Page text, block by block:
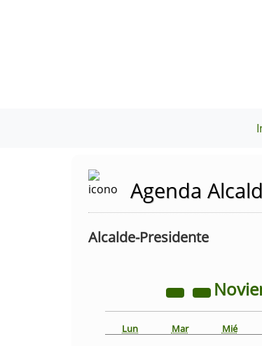
Agenda
Alcalde-Presidente
Lun Mar Mié